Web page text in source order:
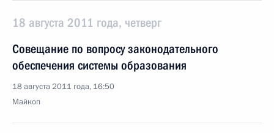
18 августа 2011 года, четверг
Совещание по вопросу законодательного
обеспечения системы образования
18 августа 2011 года, 16:50
Майкоп